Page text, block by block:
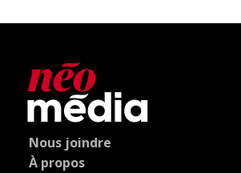
Nous joindre
À propos